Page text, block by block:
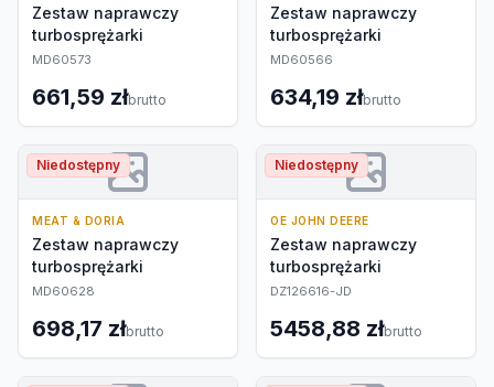
Zestaw naprawczy
turbosprężarki
MD60573
661,59 złbrutto
Zestaw naprawczy
turbosprężarki
MD60566
634,19 złbrutto
Niedostępny
MEAT & DORIA
Zestaw naprawczy
turbosprężarki
MD60628
698,17 złbrutto
Niedostępny
OE JOHN DEERE
Zestaw naprawczy
turbosprężarki
DZ126616-JD
5458,88 złbrutto